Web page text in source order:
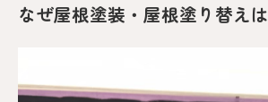
なぜ屋根塗装・屋根塗り替え